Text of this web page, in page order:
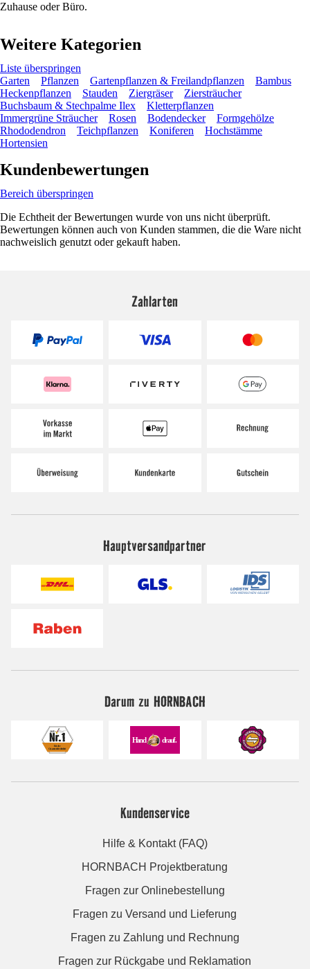
Zuhause oder Büro.
Weitere Kategorien
Liste überspringen
Garten
Pflanzen Gartenpflanzen & Freilandpflanzen
Bambus
Heckenpflanzen
Stauden Ziergräser
Ziersträucher
Buchsbaum & Stechpalme Ilex
Kletterpflanzen
Immergrüne Sträucher
Rosen Bodendecker
Formgehölze
Rhododendron
Teichpflanzen Koniferen
Hochstämme
Hortensien
Kundenbewertungen
Bereich überspringen
Die Echtheit der Bewertungen wurde von uns nicht überprüft.
Bewertungen können auch von Kunden stammen, die die Ware nicht
nachweislich genutzt oder gekauft haben.
Zahlarten
Hauptversandpartner
Darum zu HORNBACH
Kundenservice
Hilfe & Kontakt (FAQ)
HORNBACH Projektberatung
Fragen zur Onlinebestellung
Fragen zu Versand und Lieferung
Fragen zu Zahlung und Rechnung
Fragen zur Rückgabe und Reklamation